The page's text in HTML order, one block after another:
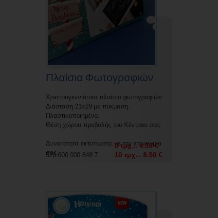
Πλαίσια Φωτογραφιών
Χριστουγεννιάτικο πλαίσιο φωτογραφιών.
Διάσταση 21x29 με πύκμαση.
Πλαστικοποιημένο.
Θέση χώρου προβολής του Κέντρου σας.
Δυνατότητα εκτύπωσης με την επωνυμία
σας.
5 τμχ... 4.50 €
10 τμχ... 8.50 €
520 000 000 848 7